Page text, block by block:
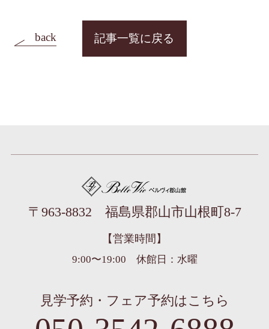
back 記事一覧に戻る
ベルヴィ郡山館
〒963-8832 福島県郡山市山根町8-7
【営業時間】
9:00〜19:00 休館日：水曜
見学予約・フェア予約はこちら